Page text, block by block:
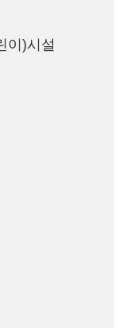
이)시설